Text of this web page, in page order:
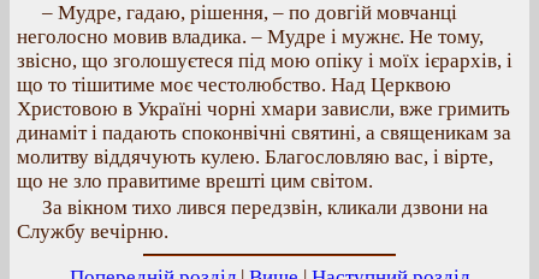
– Мудре, гадаю, рішення, – по довгій мовчанці
неголосно мовив владика. – Мудре і мужнє. Не тому,
звісно, що зголошуєтеся під мою опіку і моїх ієрархів, і
що то тішитиме моє честолюбство. Над Церквою
Христовою в Україні чорні хмари зависли, вже гримить
динаміт і падають споконвічні святині, а священикам за
молитву віддячують кулею. Благословляю вас, і вірте,
що не зло правитиме врешті цим світом.
За вікном тихо лився передзвін, кликали дзвони на
Службу вечірню.